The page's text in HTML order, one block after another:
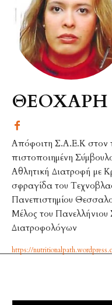
Aπόφοιτη Σ.Α.Ε.Κ στον
πιστοποιημένη
Αθλητική Διατροφή με
σφραγίδα του
Πανεπιστημίου
Μέλος του
Διατροφολόγων
https://